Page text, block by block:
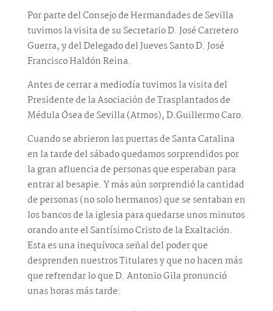
Por parte del Consejo de Hermandades de Sevilla
tuvimos la visita de su Secretario D. José Carretero
Guerra, y del Delegado del Jueves Santo D. José
Francisco Haldón Reina.
Antes de cerrar a mediodía tuvimos la visita del
Presidente de la Asociación de Trasplantados de
Médula Ósea de Sevilla (Atmos), D.Guillermo Caro.
Cuando se abrieron las puertas de Santa Catalina
en la tarde del sábado quedamos sorprendidos por
la gran afluencia de personas que esperaban para
entrar al besapie. Y más aún sorprendió la cantidad
de personas (no solo hermanos) que se sentaban en
los bancos de la iglesia para quedarse unos minutos
orando ante el Santísimo Cristo de la Exaltación.
Esta es una inequívoca señal del poder que
desprenden nuestros Titulares y que no hacen más
que refrendar lo que D. Antonio Gila pronunció
unas horas más tarde: